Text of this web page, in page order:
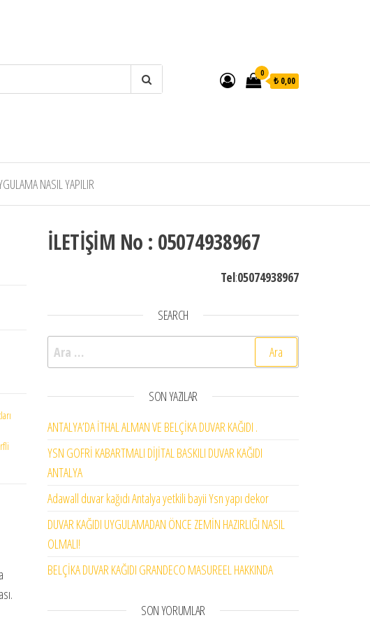
0
₺ 0,00
NASIL YAPILIR
2 adet
İLETİŞİM No : 05074938967
Tel:05074938967
SEARCH
Arama:
SON YAZILAR
ANTALYA’DA İTHAL ALMAN VE BELÇİKA DUVAR KAĞIDI .
YSN GOFRİ KABARTMALI DİJİTAL BASKILI DUVAR KAĞIDI
ANTALYA
Adawall duvar kağıdı Antalya yetkili bayii Ysn yapı dekor
DUVAR KAĞIDI UYGULAMADAN ÖNCE ZEMİN HAZIRLIĞI NASIL
OLMALI!
BELÇİKA DUVAR KAĞIDI GRANDECO MASUREEL HAKKINDA
SON YORUMLAR